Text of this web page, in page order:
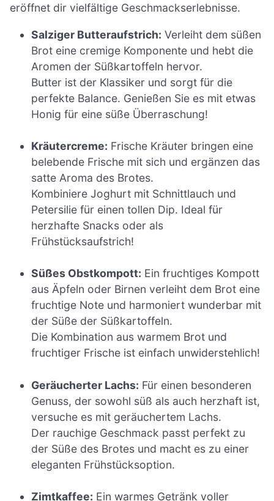
eröffnet dir vielfältige Geschmackserlebnisse.
Salziger Butteraufstrich: Verleiht dem süßen
Brot eine cremige Komponente und hebt die
Aromen der Süßkartoffeln hervor.
Butter ist der Klassiker und sorgt für die
perfekte Balance. Genießen Sie es mit etwas
Honig für eine süße Überraschung!
Kräutercreme: Frische Kräuter bringen eine
belebende Frische mit sich und ergänzen das
satte Aroma des Brotes.
Kombiniere Joghurt mit Schnittlauch und
Petersilie für einen tollen Dip. Ideal für
herzhafte Snacks oder als
Frühstücksaufstrich!
Süßes Obstkompott: Ein fruchtiges Kompott
aus Äpfeln oder Birnen verleiht dem Brot eine
fruchtige Note und harmoniert wunderbar mit
der Süße der Süßkartoffeln.
Die Kombination aus warmem Brot und
fruchtiger Frische ist einfach unwiderstehlich!
Geräucherter Lachs: Für einen besonderen
Genuss, der sowohl süß als auch herzhaft ist,
versuche es mit geräuchertem Lachs.
Der rauchige Geschmack passt perfekt zu
der Süße des Brotes und macht es zu einer
eleganten Frühstücksoption.
Zimtkaffee: Ein warmes Getränk voller